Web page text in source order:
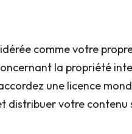
comme votre
la propriété
une licence
distribuer votre